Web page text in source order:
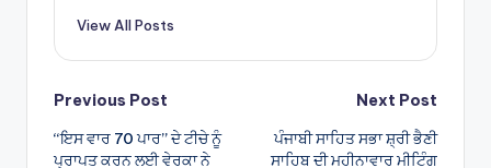
p
View All Posts
Post
navigation
Previous Post
“ਇਸ ਵਾਰ 70 ਪਾਰ” ਦੇ ਟੀਚੇ ਨੂੰ
ਪ੍ਰਾਪਤ ਕਰਨ ਲਈ ਵੇਰਕਾ ਨੇ
Next Post
ਪੰਜਾਬੀ ਸਾਹਿਤ ਸਭਾ ਸ਼੍ਰੀ ਭੈਣੀ
ਸਾਹਿਬ ਦੀ ਮਹੀਨਾਵਾਰ ਮੀਟਿੰਗ